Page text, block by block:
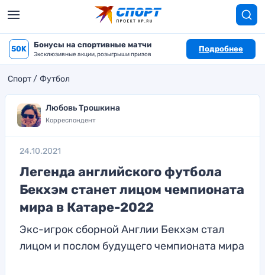
50K Бонусы на спортивные матчи
Эксклюзивные акции, розыгрыши призов
Подробнее
Спорт Футбол
Любовь Трошкина
Корреспондент
24.10.2021
Легенда английского футбола
Бекхэм станет лицом чемпионата
мира в Катаре-2022
Экс-игрок сборной Англии Бекхэм стал
лицом и послом будущего чемпионата мира